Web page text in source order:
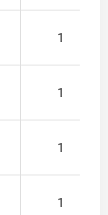
1
1
1
1